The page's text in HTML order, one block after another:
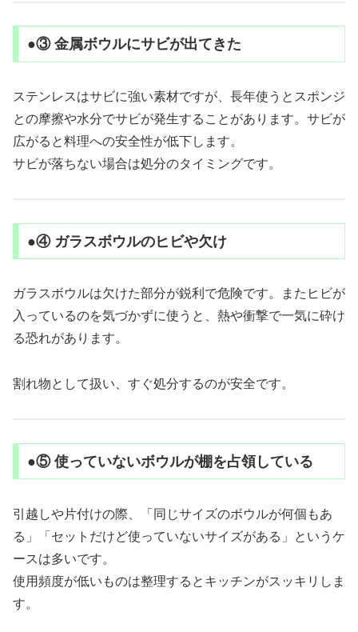
●③ 金属ボウルにサビが出てきた
ステンレスはサビに強い素材ですが、長年使うとスポンジ
との摩擦や水分でサビが発生することがあります。サビが
広がると料理への安全性が低下します。
サビが落ちない場合は処分のタイミングです。
●④ ガラスボウルのヒビや欠け
ガラスボウルは欠けた部分が鋭利で危険です。またヒビが
入っているのを気づかずに使うと、熱や衝撃で一気に砕け
る恐れがあります。
割れ物として扱い、すぐ処分するのが安全です。
●⑤ 使っていないボウルが棚を占領している
引越しや片付けの際、「同じサイズのボウルが何個もあ
る」「セットだけど使っていないサイズがある」というケ
ースは多いです。
使用頻度が低いものは整理するとキッチンがスッキリしま
す。